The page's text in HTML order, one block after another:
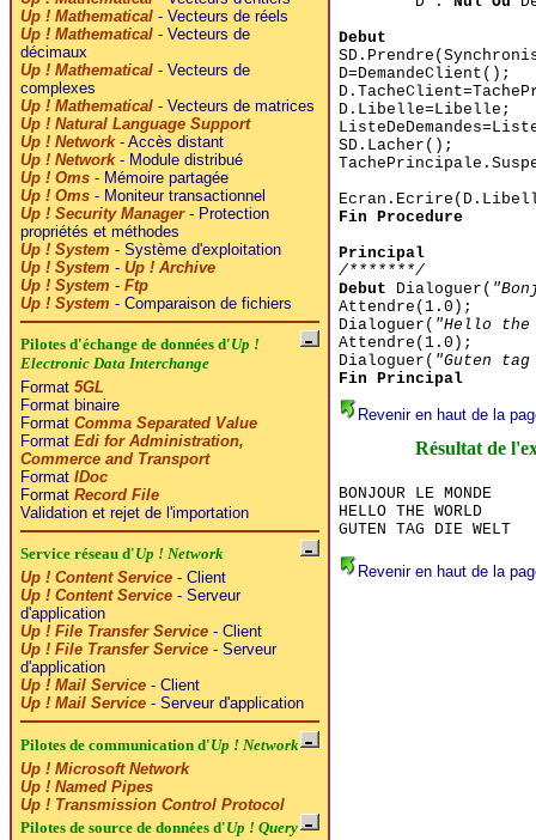
Up ! Mathematical- Vecteurs de réels
Up ! Mathematical- Vecteurs de
décimaux
Up ! Mathematical- Vecteurs de
complexes
Up ! Mathematical- Vecteurs de matrices
Up ! Natural Language Support
Up ! Network- Accès distant
Up ! Network- Module distribué
Up ! Oms- Mémoire partagée
Up ! Oms- Moniteur transactionnel
Up ! Security Manager- Protection
propriétés et méthodes
Up ! System - Système d'exploitation
Up ! System - Up ! Archive
Up ! System - Ftp
Up ! System - Comparaison de fichiers
Pilotes d'échange de données d'Up !
Electronic Data Interchange
Format 5GL
Format binaire
Format Comma Separated Value
Format Edi for Administration,
Commerce and Transport
Format IDoc
Format Record File
Validation et rejet de l'importation
Service réseau d'Up ! Network
Up ! Content Service- Client
Up ! Content Service- Serveur
d'application
Up ! File Transfer Service- Client
Up ! File Transfer Service- Serveur
d'application
Up ! Mail Service- Client
Up ! Mail Service- Serveur d'application
Pilotes de communication d'Up ! Network
Up ! Microsoft Network
Up ! Named Pipes
Up ! Transmission Control Protocol
Pilotes de source de données d'Up ! Query
Debut
D=DemandeClient();
D.Libelle=Libelle;
SD.Lacher();
Fin Procedure
Principal
/*******/
Debut Dialoguer(
Attendre(1.0);
Dialoguer( "Hello the
Attendre(1.0);
Dialoguer( "Guten
Fin Principal
Revenir en haut de la
Résultat de
BONJOUR LE MONDE
HELLO THE WORLD
GUTEN TAG DIE WELT
Revenir en haut de la